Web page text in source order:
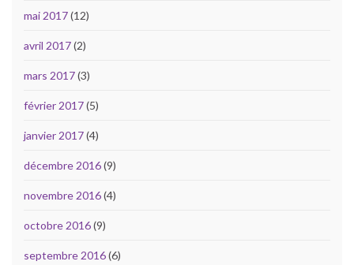
mai 2017(12)
avril 2017(2)
mars 2017(3)
février 2017(5)
janvier 2017(4)
décembre 2016(9)
novembre 2016(4)
octobre 2016(9)
septembre 2016(6)